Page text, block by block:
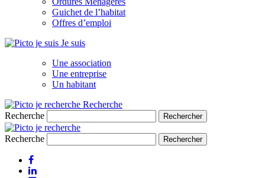
Guichet de l’habitat
Offres d’emploi
Je suis
Une association
Une entreprise
Un habitant
Recherche
Recherche
Recherche